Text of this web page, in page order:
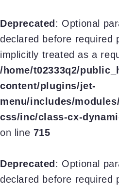
Deprecated : Optional
declared before required
implicitly treated as a
/home/t02333q2/
content/plugins/jet-
menu/includes/
css/inc/class-cx-
on line 715
Deprecated : Optional
declared before required